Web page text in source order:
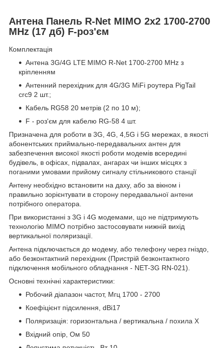
Антена Панель R-Net MIMO 2x2 1700-2700
MHz (17 дб) F-роз'єм
Комплектація
Антена 3G/4G LTE MIMO R-Net 1700-2700 MHz з
кріпленням
Антенний перехідник для 4G/3G MiFi роутера PigTail
crc9 2 шт.;
Кабель RG58 20 метрів (2 по 10 м);
F - роз'єм для кабелю RG-58 4 шт.
Призначена для роботи в 3G, 4G, 4,5G і 5G мережах, в якості
абонентських приймально-передавальних антен для
забезпечення високої якості роботи модемів всередині
будівель, в офісах, підвалах, ангарах чи інших місцях з
поганими умовами прийому сигналу стільникового станції
Антену необхідно встановити на даху, або за вікном і
правильно зорієнтувати в сторону передавальної антени
потрібного оператора.
При використанні з 3G і 4G модемами, що не підтримують
технологію MIMO потрібно застосовувати нижній вихід
вертикальної поляризації.
Антена підключається до модему, або телефону через гніздо,
або безконтактний перехідник (Пристрій безконтактного
підключення мобільного обладнання - NET-3G RN-021).
Основні технічні характеристики:
Робочий діапазон частот, Мгц 1700 - 2700
Коефіцієнт підсилення, dBi17
Поляризація: горизонтальна / вертикальна / похила Х
Вхідний опір, Ом 50